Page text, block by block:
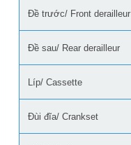
Đề trước/ Front derailleur
Đề sau/ Rear derailleur
Líp/ Cassette
Đùi đĩa/ Crankset